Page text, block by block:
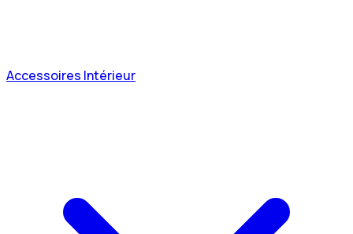
Accessoires Intérieur